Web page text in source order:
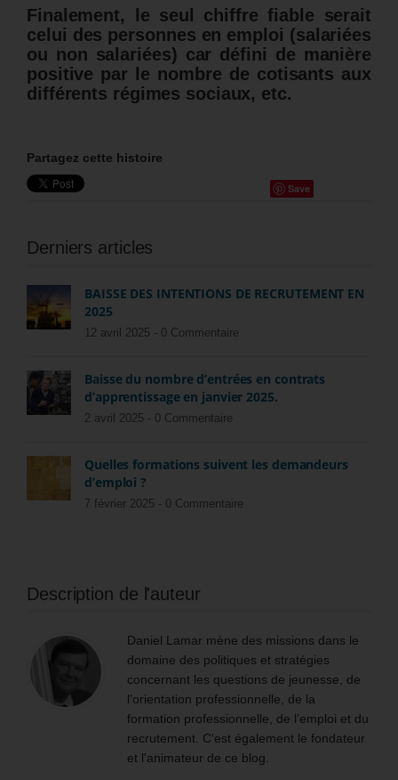
Finalement, le seul chiffre fiable serait
celui des personnes en emploi (salariées
ou non salariées) car défini de manière
positive par le nombre de cotisants aux
différents régimes sociaux, etc.
Partagez cette histoire
Save
Derniers articles
BAISSE DES INTENTIONS DE RECRUTEMENT EN
2025
12 avril 2025 - 0 Commentaire
Baisse du nombre d’entrées en contrats
d’apprentissage en janvier 2025.
2 avril 2025 - 0 Commentaire
Quelles formations suivent les demandeurs
d’emploi ?
7 février 2025 - 0 Commentaire
Description de l'auteur
Daniel Lamar mène des missions dans le
domaine des politiques et stratégies
concernant les questions de jeunesse, de
l’orientation professionnelle, de la
formation professionnelle, de l’emploi et du
recrutement. C'est également le fondateur
et l'animateur de ce blog.